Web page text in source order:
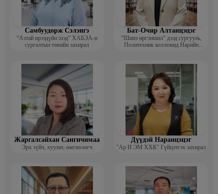
Самбуудорж Сэлэнгэ
“Азтай ирээдүйн эзэд” ХАБЭА-н
сургалтын төвийн захирал
Бат-Очир Алтанцэцэг
“Шинэ иргэншил” дээд сургууль,
Политехник коллежид Нарийн
багш
Жаргалсайхан Сангичимаа
Эрх зүйч, хуульч, өмгөөлөгч
Дүүдэй Наранцэцэг
"Ар И ЭМ ХХК" Гүйцэтгэх захирал